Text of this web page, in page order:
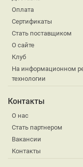
Оплата
Сертификаты
Стать поставщиком
О сайте
Клуб
На информационном
технологии
Контакты
О нас
Стать партнером
Вакансии
Контакты